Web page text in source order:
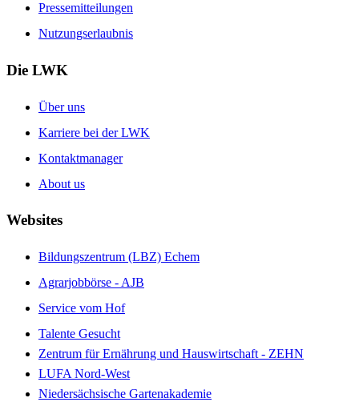
Pressemitteilungen
Nutzungserlaubnis
Die LWK
Über uns
Karriere bei der LWK
Kontaktmanager
About us
Websites
Bildungszentrum (LBZ) Echem
Agrarjobbörse - AJB
Service vom Hof
Talente Gesucht
Zentrum für Ernährung und Hauswirtschaft - ZEHN
LUFA Nord-West
Niedersächsische Gartenakademie